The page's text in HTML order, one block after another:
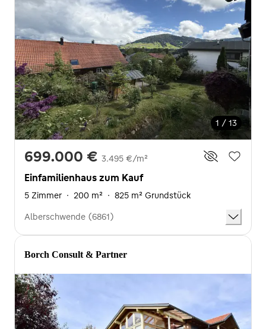
1 / 13
699.000 € 3.495 €/m²
Einfamilienhaus zum Kauf
5 Zimmer · 200 m² · 825 m² Grundstück
Alberschwende (6861)
Borch Consult & Partner